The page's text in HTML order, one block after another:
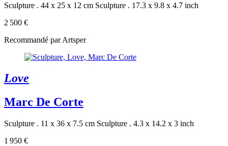
Sculpture . 44 x 25 x 12 cm Sculpture . 17.3 x 9.8 x 4.7 inch
2 500 €
Recommandé par Artsper
Love
Marc De Corte
Sculpture . 11 x 36 x 7.5 cm Sculpture . 4.3 x 14.2 x 3 inch
1 950 €